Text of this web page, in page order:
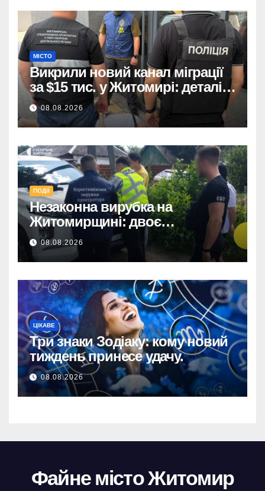
МІСТО
Викрили новий канал міграції
за $15 тис. у Житомирі: деталі
розслідування
08.08.2026
ПОДІЇ
Незаконна вирубка на
Житомирщині: двоє
підозрюваних завдали збитків
на 34+ млн грн.
08.08.2026
ЦІКАВЕ
Три знаки Зодіаку: кому новий
тиждень принесе удачу.
08.08.2026
Файне місто Житомир